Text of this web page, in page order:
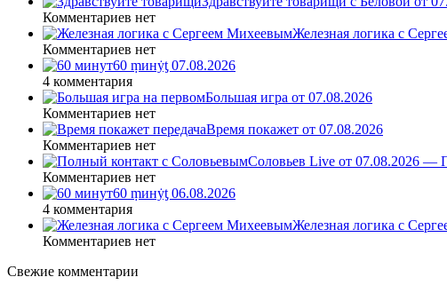
Комментариев нет
Железная логика с
Комментариев нет
60 ṃинẏƫ 07.08.2026
4 комментария
Большая игра от 07.08.2026
Комментариев нет
Время покажет от 07.08.2026
Комментариев нет
Соловьев Live от 07.08.2026 —
Комментариев нет
60 ṃинẏƫ 06.08.2026
4 комментария
Железная логика с
Комментариев нет
Свежие комментарии